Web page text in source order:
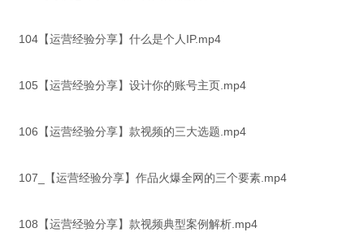
104【运营经验分享】什么是个人IP.mp4
105【运营经验分享】设计你的账号主页.mp4
106【运营经验分享】款视频的三大选题.mp4
107_【运营经验分享】作品火爆全网的三个要素.mp4
108【运营经验分享】款视频典型案例解析.mp4